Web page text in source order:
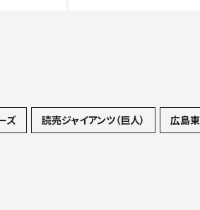
ズ 読売ジャイアンツ（巨人） 広島